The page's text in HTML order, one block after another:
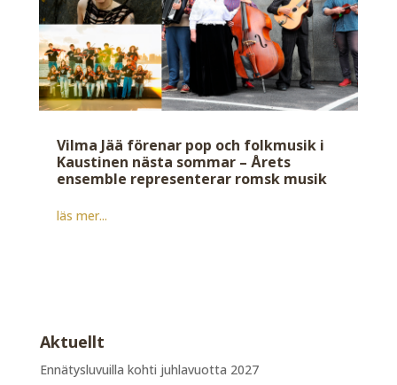
Vilma Jää förenar pop och folkmusik i
Kaustinen nästa sommar – Årets
ensemble representerar romsk musik
läs mer...
Aktuellt
Ennätysluvuilla kohti juhlavuotta 2027